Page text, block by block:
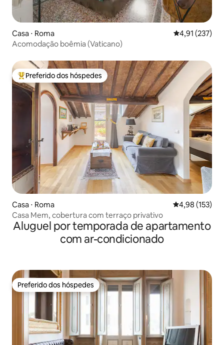
Casa ⋅ Roma 4,91 de uma
4,91 (237)
Acomodação boêmia (Vaticano)
Entre os melhores preferidos dos hóspedes
Preferido dos hóspedes
Casa ⋅ Roma 4,98 de uma
4,98 (153)
Casa Mem, cobertura com terraço privativo
Aluguel por temporada de apartamento
com ar-condicionado
Preferido dos hóspedes
Preferido dos hóspedes